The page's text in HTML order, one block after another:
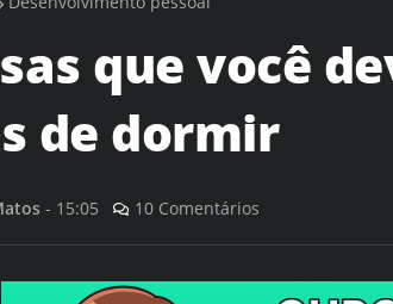
que você
de dormir
- 15:05 10 Comentários